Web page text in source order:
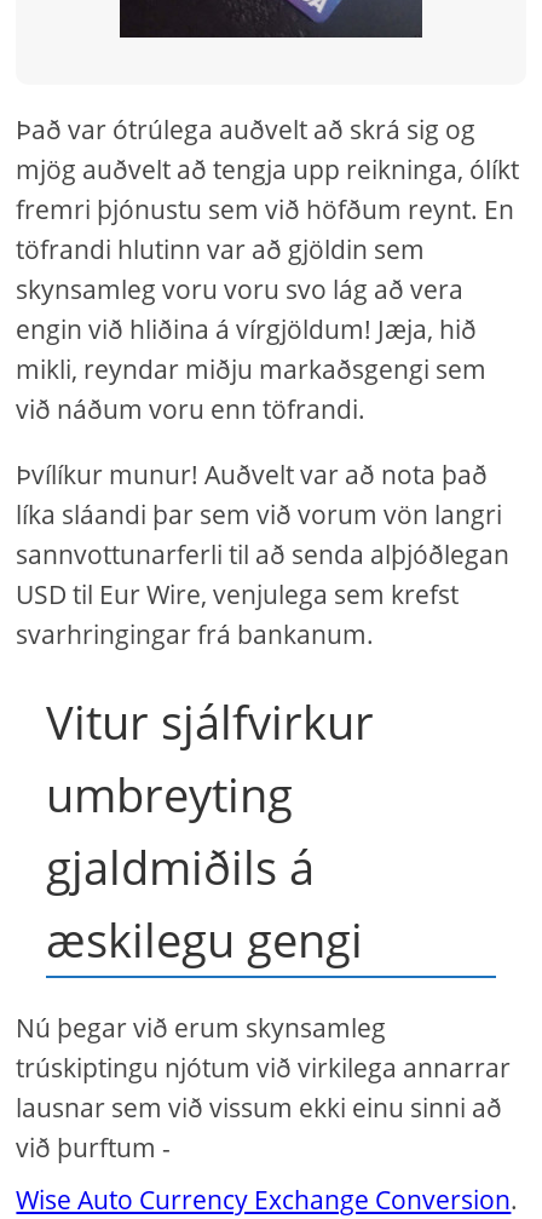
Það var ótrúlega auðvelt að skrá sig og
mjög auðvelt að tengja upp reikninga, ólíkt
fremri þjónustu sem við höfðum reynt. En
töfrandi hlutinn var að gjöldin sem
skynsamleg voru voru svo lág að vera
engin við hliðina á vírgjöldum! Jæja, hið
mikli, reyndar miðju markaðsgengi sem
við náðum voru enn töfrandi.
Þvílíkur munur! Auðvelt var að nota það
líka sláandi þar sem við vorum vön langri
sannvottunarferli til að senda alþjóðlegan
USD til Eur Wire, venjulega sem krefst
svarhringingar frá bankanum.
Vitur sjálfvirkur
umbreyting
gjaldmiðils á
æskilegu gengi
Nú þegar við erum skynsamleg
trúskiptingu njótum við virkilega annarrar
lausnar sem við vissum ekki einu sinni að
við þurftum -
Wise Auto Currency Exchange Conversion.